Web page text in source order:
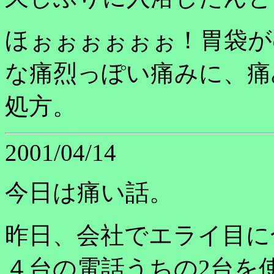
ほぉぉぉぉぉぉ！胃袋
な痛烈っぽい痛みに、
処方。
2001/04/14
今日は痛い話。
昨日、会社でエライ目
４台の電話うちの2台を